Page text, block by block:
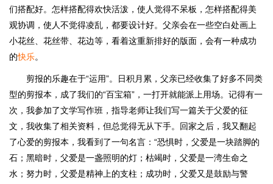
们搭配好。怎样搭配得欢快活泼，使人觉得不呆板，怎样搭配得美
观协调，使人不觉得凌乱，都要设计好。父亲会在一些空白处画上
小花丝、花丝带、花边等，看着这重新排好的版面，会有一种成功
的快乐。
剪报的乐趣在于“运用”。日积月累，父亲已经收集了好多不同类
型的剪报本，成了我们的“百宝箱”，一打开就能派上用场。记得有一
次，我参加了文学写作班，指导老师让我们写一篇关于父爱的征
文，我收集了相关资料，但总觉得无从下手。回家之后，我又翻起
了心爱的剪报本，我看到了一句名言：“恐惧时，父爱是一块踏脚的
石；黑暗时，父爱是一盏照明的灯；枯竭时，父爱是一湾生命之
水；努力时，父爱是精神上的支柱；成功时，父爱又是鼓励与警